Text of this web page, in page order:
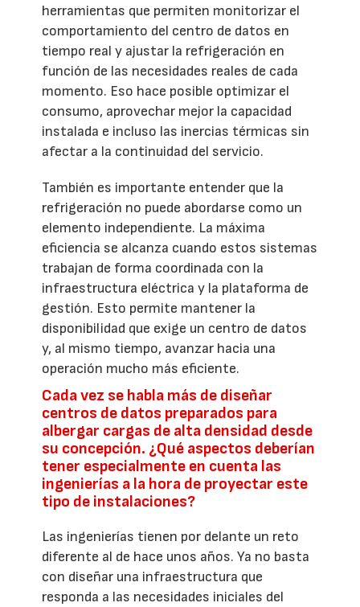
herramientas que permiten monitorizar el
comportamiento del centro de datos en
tiempo real y ajustar la refrigeración en
función de las necesidades reales de cada
momento. Eso hace posible optimizar el
consumo, aprovechar mejor la capacidad
instalada e incluso las inercias térmicas sin
afectar a la continuidad del servicio.
También es importante entender que la
refrigeración no puede abordarse como un
elemento independiente. La máxima
eficiencia se alcanza cuando estos sistemas
trabajan de forma coordinada con la
infraestructura eléctrica y la plataforma de
gestión. Esto permite mantener la
disponibilidad que exige un centro de datos
y, al mismo tiempo, avanzar hacia una
operación mucho más eficiente.
Cada vez se habla más de diseñar
centros de datos preparados para
albergar cargas de alta densidad desde
su concepción. ¿Qué aspectos deberían
tener especialmente en cuenta las
ingenierías a la hora de proyectar este
tipo de instalaciones?
Las ingenierías tienen por delante un reto
diferente al de hace unos años. Ya no basta
con diseñar una infraestructura que
responda a las necesidades iniciales del